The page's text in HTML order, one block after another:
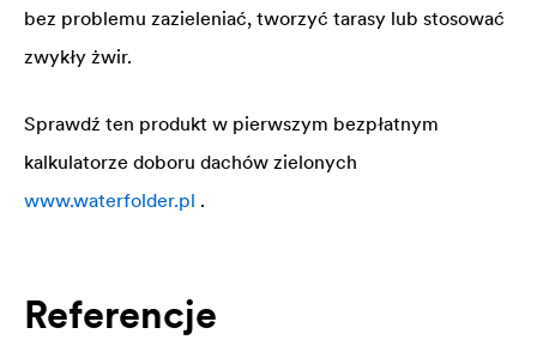
bez problemu zazieleniać, tworzyć tarasy lub stosować
zwykły żwir.
Sprawdź ten produkt w pierwszym bezpłatnym
kalkulatorze doboru dachów zielonych
www.waterfolder.pl .
Referencje